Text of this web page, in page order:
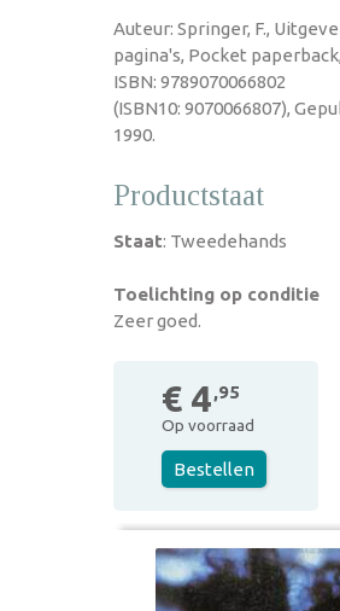
Auteur: Springer, F.,
pagina's, Pocket
ISBN: 9789070066802
(ISBN10: 9070066807),
1990.
Productstaat
Staat: Tweedehands
Toelichting op conditie
Zeer goed.
€ 4,95
Op voorraad
Bestellen